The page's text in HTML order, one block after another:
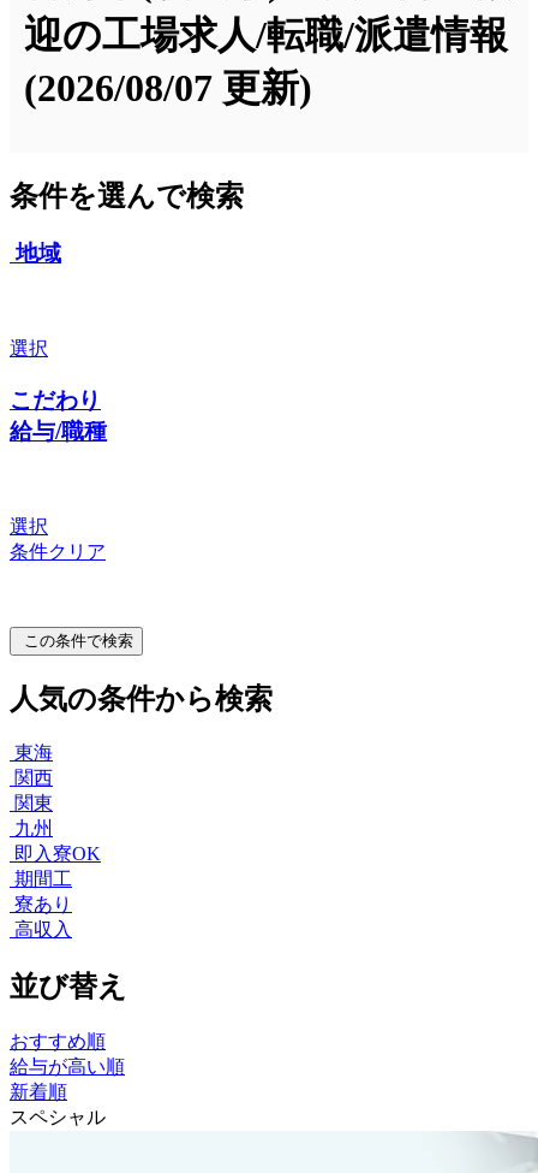
迎の工場求人/転職/派遣情報
(2026/08/07 更新)
条件を選んで検索
地域
選択
こだわり
給与/職種
選択
条件クリア
この条件で検索
人気の条件から検索
東海
関西
関東
九州
即入寮OK
期間工
寮あり
高収入
並び替え
おすすめ順
給与が高い順
新着順
スペシャル